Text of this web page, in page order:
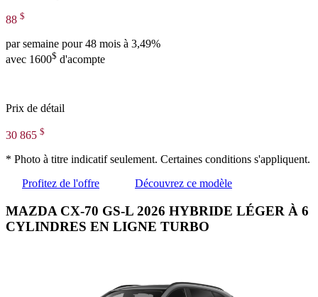
88 $
par semaine pour 48 mois à 3,49%
avec 1600$ d'acompte
Prix de détail
30 865 $
* Photo à titre indicatif seulement. Certaines conditions s'appliquent.
Profitez de l'offre
Découvrez ce modèle
MAZDA CX-70 GS-L 2026 HYBRIDE LÉGER À 6
CYLINDRES EN LIGNE TURBO